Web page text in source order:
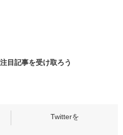
注目記事を受け取ろう